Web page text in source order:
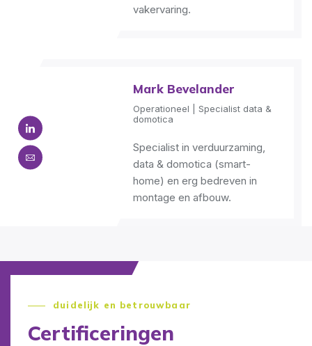
vakervaring.
Mark Bevelander
Operationeel | Specialist data &
domotica
Specialist in verduurzaming,
data & domotica (smart-
home) en erg bedreven in
montage en afbouw.
duidelijk en betrouwbaar
Certificeringen